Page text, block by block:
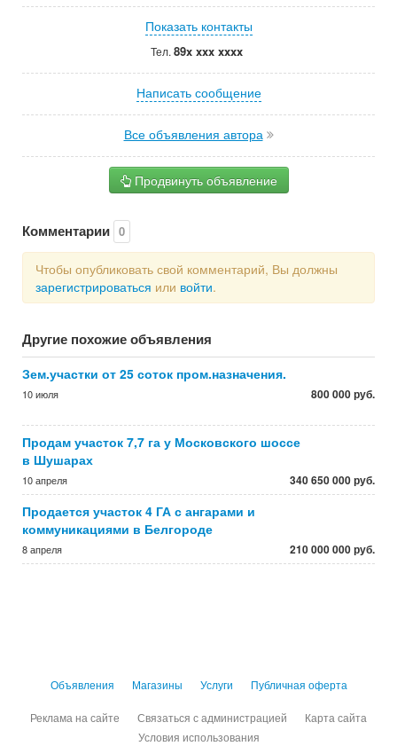
Показать контакты
Тел. 89x xxx xxxx
Написать сообщение
Все объявления автора
Продвинуть объявление
Комментарии 0
Чтобы опубликовать свой комментарий, Вы должны
зарегистрироваться или войти.
Другие похожие объявления
Зем.участки от 25 соток пром.назначения.
10 июля 800 000 руб.
Продам участок 7,7 га у Московского шоссе
в Шушарах
10 апреля 340 650 000 руб.
Продается участок 4 ГА с ангарами и
коммуникациями в Белгороде
8 апреля 210 000 000 руб.
Объявления Магазины Услуги Публичная оферта
Реклама на сайте Связаться с администрацией
Карта сайта
Условия использования